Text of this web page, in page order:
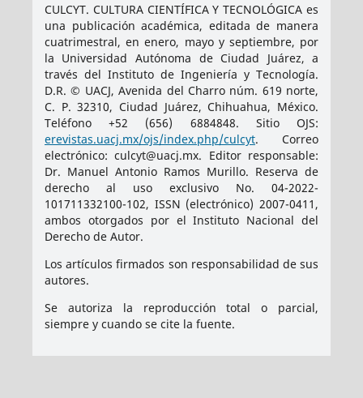
CULCYT. CULTURA CIENTÍFICA Y TECNOLÓGICA es
una publicación académica, editada de manera
cuatrimestral, en enero, mayo y septiembre, por
la Universidad Autónoma de Ciudad Juárez, a
través del Instituto de Ingeniería y Tecnología.
D.R. © UACJ, Avenida del Charro núm. 619 norte,
C. P. 32310, Ciudad Juárez, Chihuahua, México.
Teléfono +52 (656) 6884848. Sitio OJS:
erevistas.uacj.mx/ojs/index.php/culcyt. Correo
electrónico: culcyt@uacj.mx. Editor responsable:
Dr. Manuel Antonio Ramos Murillo. Reserva de
derecho al uso exclusivo No. 04-2022-
101711332100-102, ISSN (electrónico) 2007-0411,
ambos otorgados por el Instituto Nacional del
Derecho de Autor.
Los artículos firmados son responsabilidad de sus
autores.
Se autoriza la reproducción total o parcial,
siempre y cuando se cite la fuente.